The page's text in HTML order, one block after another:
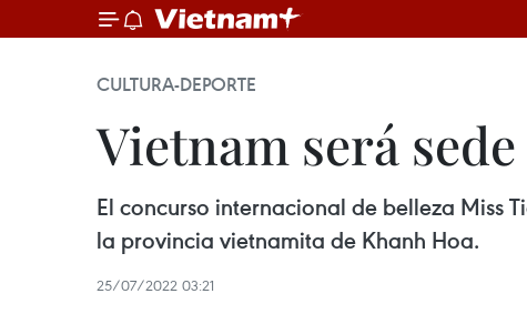
CULTURA-DEPORTE
Vietnam será
El concurso internacional de belleza Miss
la provincia vietnamita de Khanh Hoa.
25/07/2022 03:21